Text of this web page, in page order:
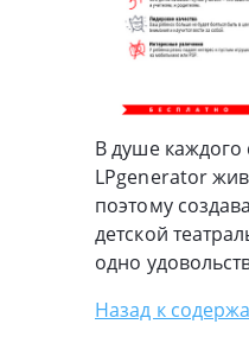
В душе каждого
LPgenerator
поэтому
детской
одно
Назад к